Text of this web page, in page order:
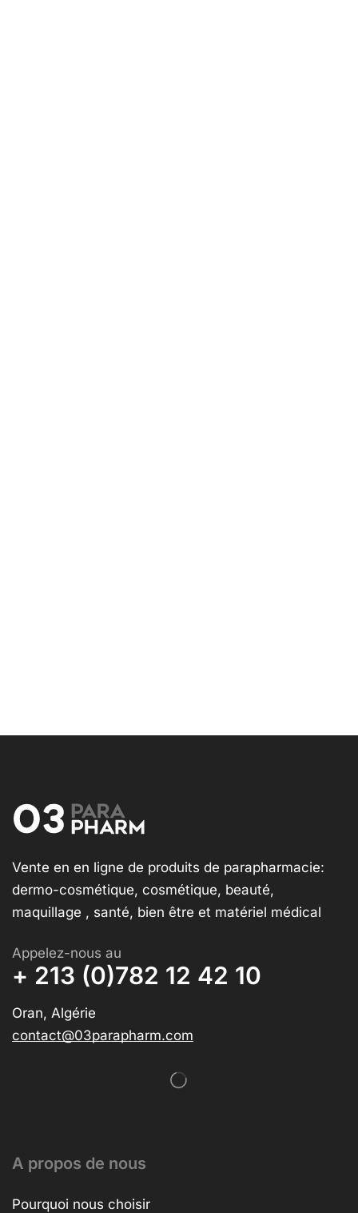
Vente en en ligne de produits de parapharmacie:
dermo-cosmétique, cosmétique, beauté,
maquillage , santé, bien être et matériel médical
Appelez-nous au
+ 213 (0)782 12 42 10
Oran, Algérie
contact@03parapharm.com
A propos de nous
Pourquoi nous choisir